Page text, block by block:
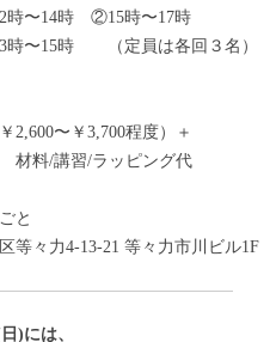
〜14時 ②15時〜17時
〜15時 （定員は各回３名）
2,600〜￥3,700程度）＋
材料/講習/ラッピング代
と
等々力4-13-21 等々力市川ビル1F
)には、